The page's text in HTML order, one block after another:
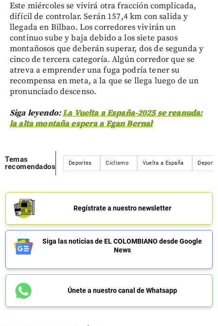
Este miércoles se vivirá otra fracción complicada,
difícil de controlar. Serán 157,4 km con salida y
llegada en Bilbao. Los corredores vivirán un
continuo sube y baja debido a los siete pasos
montañosos que deberán superar, dos de segunda y
cinco de tercera categoría. Algún corredor que se
atreva a emprender una fuga podría tener su
recompensa en meta, a la que se llega luego de un
pronunciado descenso.
Siga leyendo:La Vuelta a España-2025 se reanuda:
la alta montaña espera a Egan Bernal
Temas
recomendados
Deportes Ciclismo Vuelta a España
Regístrate a nuestro newsletter
Siga las noticias de EL COLOMBIANO desde Google
News
Únete a nuestro canal de Whatsapp